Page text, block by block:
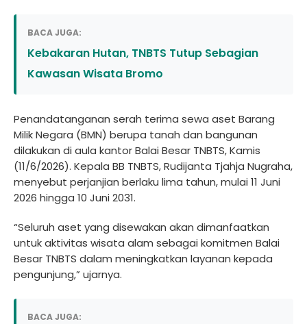
BACA JUGA:
Kebakaran Hutan, TNBTS Tutup Sebagian
Kawasan Wisata Bromo
Penandatanganan serah terima sewa aset Barang
Milik Negara (BMN) berupa tanah dan bangunan
dilakukan di aula kantor Balai Besar TNBTS, Kamis
(11/6/2026). Kepala BB TNBTS, Rudijanta Tjahja Nugraha,
menyebut perjanjian berlaku lima tahun, mulai 11 Juni
2026 hingga 10 Juni 2031.
“Seluruh aset yang disewakan akan dimanfaatkan
untuk aktivitas wisata alam sebagai komitmen Balai
Besar TNBTS dalam meningkatkan layanan kepada
pengunjung,” ujarnya.
BACA JUGA: